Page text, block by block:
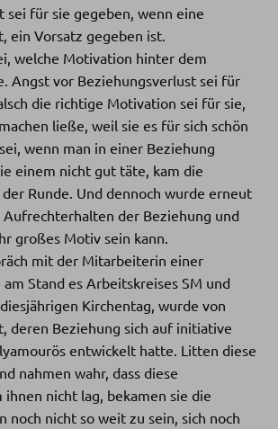
sei für sie gegeben, wenn eine
ein Vorsatz gegeben ist.
welche Motivation hinter dem
Angst vor Beziehungsverlust sei für
die richtige Motivation sei für sie,
ließe, weil sie es für sich schön
wenn man in einer Beziehung
einem nicht gut täte, kam die
Runde. Und dennoch wurde erneut
Aufrechterhalten der Beziehung und
großes Motiv sein kann.
mit der Mitarbeiterin einer
Stand es Arbeitskreises SM und
Kirchentag, wurde von
deren Beziehung sich auf initiative
entwickelt hatte. Litten diese
nahmen wahr, dass diese
nicht lag, bekamen sie die
noch nicht so weit zu sein, sich noch